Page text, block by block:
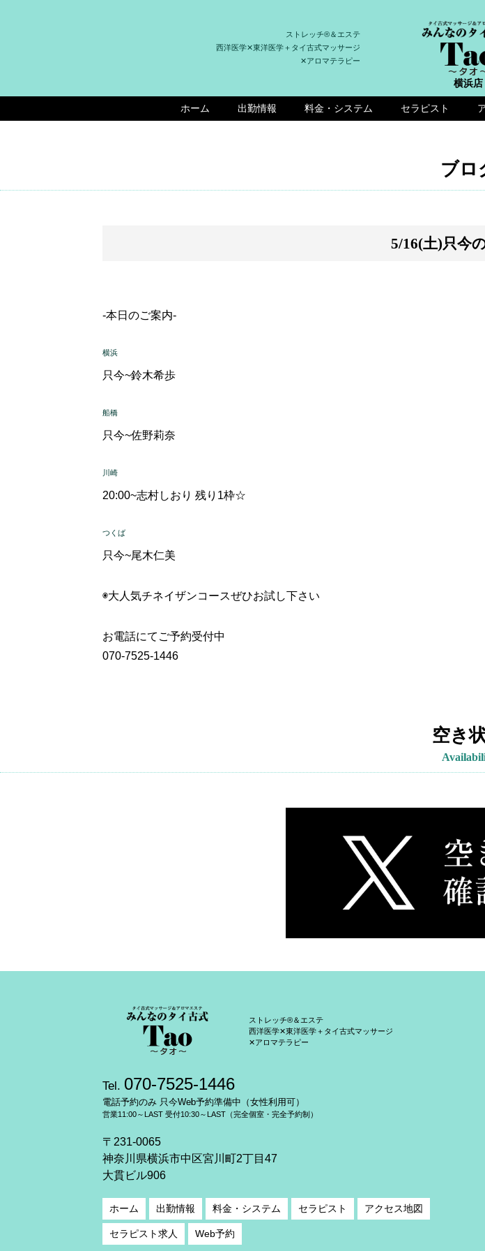
ストレッチ®＆エステ
西洋医学✕東洋医学＋タイ古式マッサージ
✕アロマテラピー
横浜店
ホーム 出勤情報 料金・システム セラピスト
ブロ
5/16(土)只今
-本日のご案内-
横浜
只今~鈴木希歩
船橋
只今~佐野莉奈
川崎
20:00~志村しおり 残り1枠☆
つくば
只今~尾木仁美
◉大人気チネイザンコースぜひお試し下さい
お電話にてご予約受付中
070-7525-1446
空き
ストレッチ®＆エステ
西洋医学✕東洋医学＋タイ古式マッサージ
✕アロマテラピー
Tel. 070-7525-1446
電話予約のみ 只今Web予約準備中（女性利用可）
営業11:00～LAST 受付10:30～LAST（完全個室・完全予約制）
〒231-0065
神奈川県横浜市中区宮川町2丁目47
大貫ビル906
ホーム 出勤情報 料金・システム セラピスト アクセス地図
セラピスト求人 Web予約